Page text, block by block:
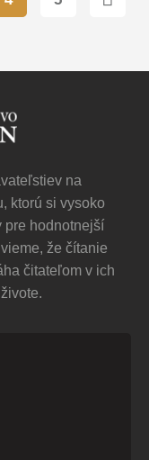
na
ktorú si vysoko
pre hodnotnejší
že čítanie
čitateľom v ich